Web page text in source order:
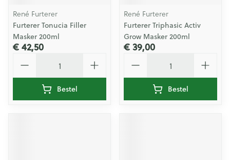
René Furterer
Furterer Tonucia Filler
Masker 200ml
€ 42,50
Bestel
René Furterer
Furterer Triphasic Activ
Grow Masker 200ml
€ 39,00
Bestel